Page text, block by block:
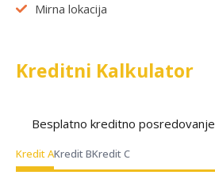
Mirna lokacija
Kreditni Kalkulator
Besplatno kreditno posredovanje
Kredit AKredit BKredit C